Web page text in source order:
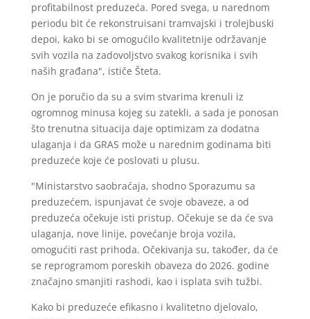
profitabilnost preduzeća. Pored svega, u narednom
periodu bit će rekonstruisani tramvajski i trolejbuski
depoi, kako bi se omogućilo kvalitetnije održavanje
svih vozila na zadovoljstvo svakog korisnika i svih
naših građana", ističe Šteta.
On je poručio da su a svim stvarima krenuli iz
ogromnog minusa kojeg su zatekli, a sada je ponosan
što trenutna situacija daje optimizam za dodatna
ulaganja i da GRAS može u narednim godinama biti
preduzeće koje će poslovati u plusu.
"Ministarstvo saobraćaja, shodno Sporazumu sa
preduzećem, ispunjavat će svoje obaveze, a od
preduzeća očekuje isti pristup. Očekuje se da će sva
ulaganja, nove linije, povećanje broja vozila,
omogućiti rast prihoda. Očekivanja su, također, da će
se reprogramom poreskih obaveza do 2026. godine
značajno smanjiti rashodi, kao i isplata svih tužbi.
Kako bi preduzeće efikasno i kvalitetno djelovalo,